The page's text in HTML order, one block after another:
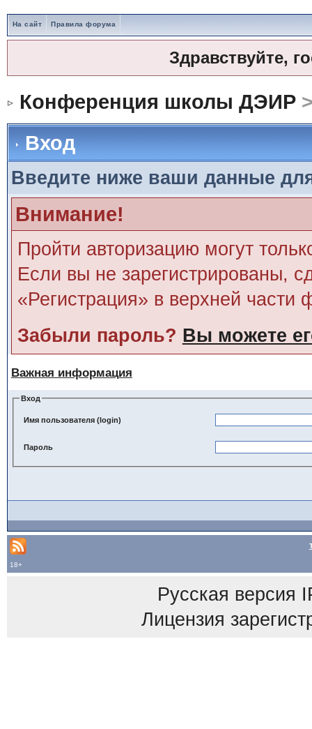
На сайт Правила форума
Здравствуйте,
Конференция школы ДЭИР
Вход
Введите ниже ваши данные
Внимание!
Пройти авторизацию могут
Если вы не зарегистрированы,
«Регистрация» в верхней части
Забыли пароль? Вы можете
Важная информация
Вход
Имя пользователя (login)
Пароль
18+
Русская версия
Лицензия